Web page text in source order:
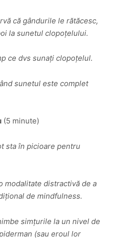
că gândurile le rătăcesc,
la sunetul clopoțelului.
ce dvs sunați clopoțelul.
sunetul este complet
(5 minute)
sta în picioare pentru
modalitate distractivă de a
de mindfulness.
simțurile la un nivel de
(sau eroul lor